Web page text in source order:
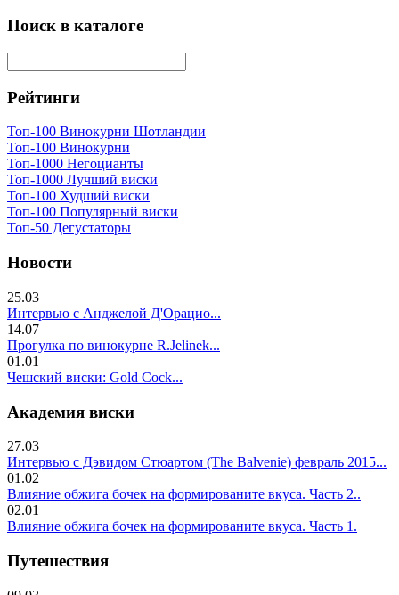
Поиск в каталоге
Рейтинги
Топ-100 Винокурни Шотландии
Топ-100 Винокурни
Топ-1000 Негоцианты
Топ-1000 Лучший виски
Топ-100 Худший виски
Топ-100 Популярный виски
Топ-50 Дегустаторы
Новости
25.03
Интервью с Анджелой Д'Орацио...
14.07
Прогулка по винокурне R.Jelinek...
01.01
Чешский виски: Gold Cock...
Академия виски
27.03
Интервью с Дэвидом Стюартом (The Balvenie) февраль 2015...
01.02
Влияние обжига бочек на формированите вкуса. Часть 2..
02.01
Влияние обжига бочек на формированите вкуса. Часть 1.
Путешествия